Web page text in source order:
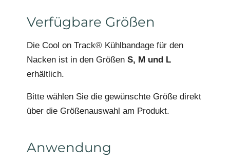
Verfügbare Größen
Die Cool on Track® Kühlbandage für den
Nacken ist in den Größen S, M und L
erhältlich.
Bitte wählen Sie die gewünschte Größe direkt
über die Größenauswahl am Produkt.
Anwendung